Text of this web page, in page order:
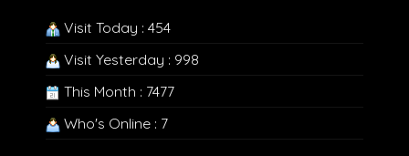
Visit Today : 454
Visit Yesterday : 998
This Month : 7477
Who's Online : 7